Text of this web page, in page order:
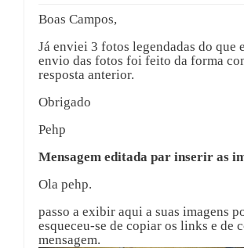
Boas Campos,
Já enviei 3 fotos legendadas do que
envio das fotos foi feito da forma
resposta anterior.
Obrigado
Pehp
Mensagem editada par inserir as
Ola pehp.
passo a exibir aqui a suas imagens
esqueceu-se de copiar os links e de
mensagem.